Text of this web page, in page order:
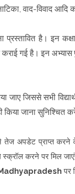
वाद-विवाद
है। इन कक्षाओं
कराई गई है। इन
जाए जिससे सभी
किया जाना सुनिश्चित
अपडेट प्राप्त करने
करने पर मिल
पर